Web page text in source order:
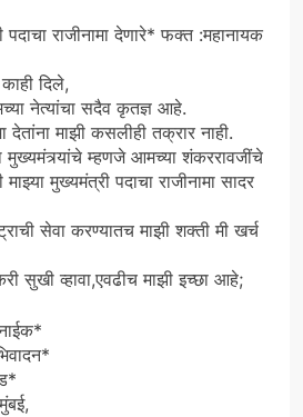
राजीनामा देणारे* फक्त :महानायक
दिले,
नेत्यांचा सदैव कृतज्ञ आहे.
देतांना माझी कसलीही तक्रार नाही.
मुख्यमंत्र्यांचे म्हणजे आमच्या शंकररावजींचे
मुख्यमंत्री पदाचा राजीनामा सादर
सेवा करण्यातच माझी शक्ती मी खर्च
सुखी व्हावा,एवढीच माझी इच्छा आहे;